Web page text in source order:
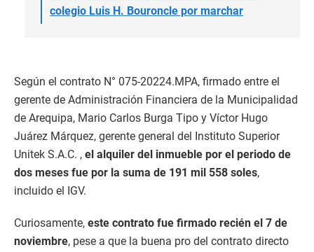
colegio Luis H. Bouroncle por marchar
Según el contrato N° 075-20224.MPA, firmado entre el
gerente de Administración Financiera de la Municipalidad
de Arequipa, Mario Carlos Burga Tipo y Víctor Hugo
Juárez Márquez, gerente general del Instituto Superior
Unitek S.A.C. , el alquiler del inmueble por el periodo de
dos meses fue por la suma de 191 mil 558 soles,
incluido el IGV.
Curiosamente, este contrato fue firmado recién el 7 de
noviembre, pese a que la buena pro del contrato directo